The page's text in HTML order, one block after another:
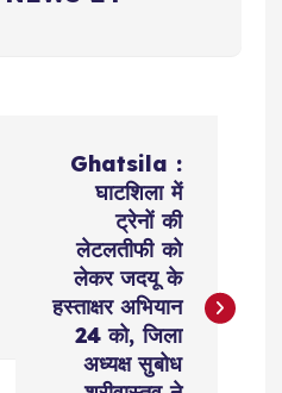
Ghatsila :
घाटशिला में
ट्रेनों की
लेटलतीफी को
लेकर जदयू के
हस्ताक्षर अभियान
24 को, जिला
अध्यक्ष सुबोध